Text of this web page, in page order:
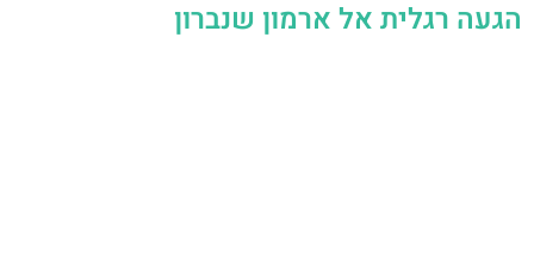
הגעה רגלית אל ארמון שנברון